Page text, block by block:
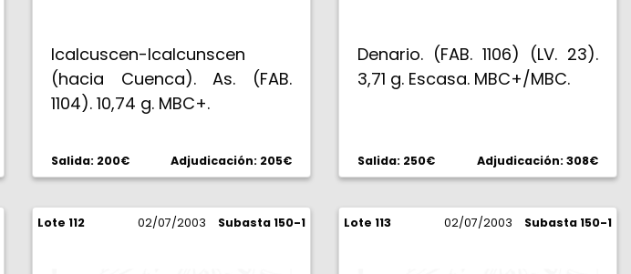
Icalcuscen-Icalcunscen
(hacia Cuenca). As. (FAB.
1104). 10,74 g. MBC+.
Salida: 200€ Adjudicación: 205€
Denario. (FAB. 1106) (LV. 23).
3,71 g. Escasa. MBC+/MBC.
Salida: 250€ Adjudicación: 308€
Lote 112 02/07/2003 Subasta 150-1 Lote 113 02/07/2003 Subasta 150-1